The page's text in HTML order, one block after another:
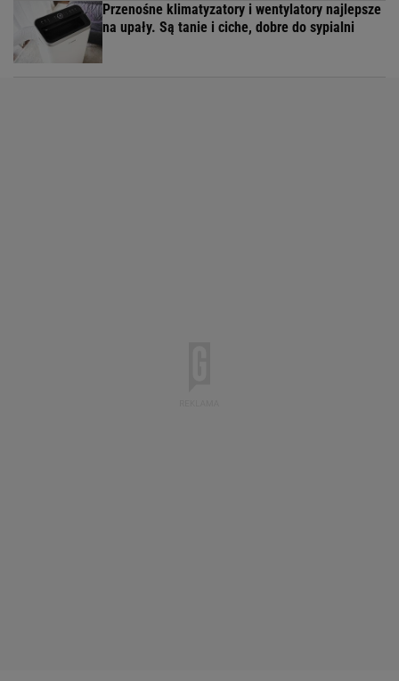
Przenośne klimatyzatory i wentylatory najlepsze
na upały. Są tanie i ciche, dobre do sypialni